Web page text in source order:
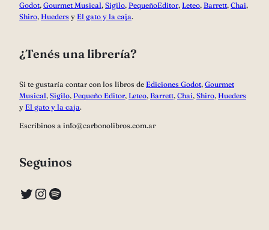
Godot, Gourmet Musical, Sigilo, PequeñoEditor, Leteo, Barrett, Chai,
Shiro, Hueders y El gato y la caja.
¿Tenés una librería?
Si te gustaría contar con los libros de Ediciones Godot, Gourmet
Musical, Sigilo, Pequeño Editor, Leteo, Barrett, Chai, Shiro, Hueders
y El gato y la caja.
Escribinos a info@carbonolibros.com.ar
Seguinos
Twitter InstagramSpotify